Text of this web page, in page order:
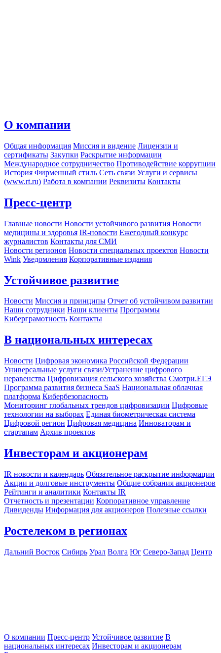
О компании
Общая информация Миссия и видение Лицензии и
сертификаты Закупки Раскрытие информации
Международное сотрудничество Противодействие коррупции
История Фирменный стиль Сеть связи Услуги и сервисы
(www.rt.ru) Работа в компании Реквизиты Контакты
Пресс-центр
Главные новости Новости устойчивого развития Новости
медицины и здоровья IR-новости Ежегодный конкурс
журналистов Контакты для СМИ
Новости регионов Новости специальных проектов Новости
Wink Уведомления Корпоративные издания
Устойчивое развитие
Новости Миссия и принципы Отчет об устойчивом развитии
Наши сотрудники Наши клиенты Программы
Киберграмотность Контакты
В национальных интересах
Новости Цифровая экономика Российской Федерации
Универсальные услуги связи/Устранение цифрового
неравенства Цифровизация сельского хозяйства Смотри.ЕГЭ
Программа развития бизнеса SaaS Национальная облачная
платформа Кибербезопасность
Мониторинг глобальных трендов цифровизации Цифровые
технологии на выборах Единая биометрическая система
Цифровой регион Цифровая медицина Инноваторам и
стартапам Архив проектов
Инвесторам и акционерам
IR новости и календарь Обязательное раскрытие информации
Акции и долговые инструменты Общие собрания акционеров
Рейтинги и аналитики Контакты IR
Отчетность и презентации Корпоративное управление
Дивиденды Информация для акционеров Полезные ссылки
Ростелеком в регионах
Дальний Восток Сибирь Урал Волга Юг Северо-Запад Центр
О компании Пресс-центр Устойчивое развитие В
национальных интересах Инвесторам и акционерам